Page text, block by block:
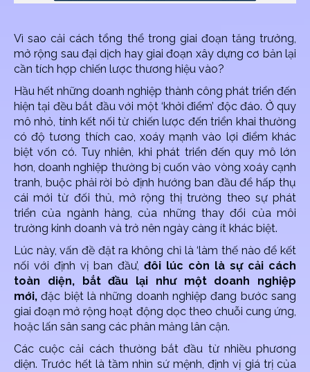
Vì sao cải cách tổng thể trong giai đoạn tăng trưởng,
mở rộng sau đại dịch hay giai đoạn xây dựng cơ bản lại
cần tích hợp chiến lược thương hiệu vào?
Hầu hết những doanh nghiệp thành công phát triển đến
hiện tại đều bắt đầu với một ‘khởi điểm’ độc đáo. Ở quy
mô nhỏ, tính kết nối từ chiến lược đến triển khai thường
có độ tương thích cao, xoáy mạnh vào lợi điểm khác
biệt vốn có. Tuy nhiên, khi phát triển đến quy mô lớn
hơn, doanh nghiệp thường bị cuốn vào vòng xoáy cạnh
tranh, buộc phải rời bỏ định hướng ban đầu để hấp thụ
cái mới từ đối thủ, mở rộng thị trường theo sự phát
triển của ngành hàng, của những thay đổi của môi
trường kinh doanh và trở nên ngày càng ít khác biệt.
Lúc này, vấn đề đặt ra không chỉ là ‘làm thế nào để kết
nối với định vị ban đầu’, đôi lúc còn là sự cải cách
toàn diện, bắt đầu lại như một doanh nghiệp
mới, đặc biệt là những doanh nghiệp đang bước sang
giai đoạn mở rộng hoạt động dọc theo chuỗi cung ứng,
hoặc lấn sân sang các phân mảng lân cận.
Các cuộc cải cách thường bắt đầu từ nhiều phương
diện. Trước hết là tầm nhìn sứ mệnh, định vị giá trị của